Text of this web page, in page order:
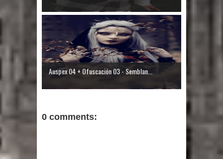
Auspex 04 + Ofuscación 03 - Semblan...
0 comments: